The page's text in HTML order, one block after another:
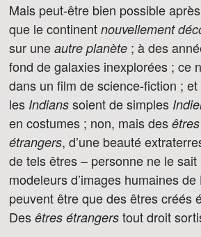
Mais peut-être bien possible
que le continent nouvellement
sur une autre planète ; à des
fond de galaxies inexplorées ; ce
dans un film de science-fiction ;
les Indians soient de simples
en costumes ; non, mais des êtres
étrangers, d’une beauté
de tels êtres – personne ne le
modeleurs d’images humaines
peuvent être que des êtres créés
Des êtres étrangers tout droit